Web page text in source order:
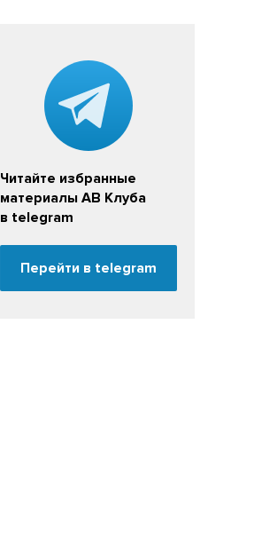
Читайте избранные
материалы АВ Клуба
в telegram
Перейти в telegram